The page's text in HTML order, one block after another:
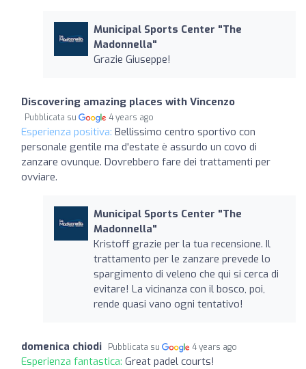
Municipal Sports Center "The
Madonnella"
Grazie Giuseppe!
Discovering amazing places with Vincenzo
Pubblicata su 4 years ago
Esperienza positiva: Bellissimo centro sportivo con
personale gentile ma d'estate è assurdo un covo di
zanzare ovunque. Dovrebbero fare dei trattamenti per
ovviare.
Municipal Sports Center "The
Madonnella"
Kristoff grazie per la tua recensione. Il
trattamento per le zanzare prevede lo
spargimento di veleno che qui si cerca di
evitare! La vicinanza con il bosco, poi,
rende quasi vano ogni tentativo!
domenica chiodi Pubblicata su 4 years ago
Esperienza fantastica: Great padel courts!